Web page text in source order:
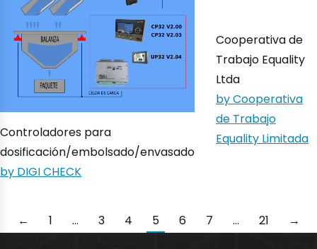
Controladores para
dosificación/embolsado/envasado
by DIGI CHECK
Cooperativa de
Trabajo Equality
Ltda
by Cooperativa
de Trabajo
Equality Limitada
← 1 … 3 4 5 6 7 … 21 →